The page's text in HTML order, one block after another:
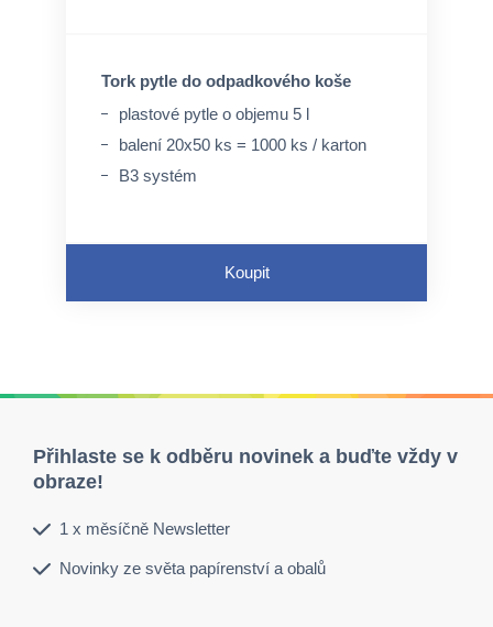
Tork pytle do odpadkového koše
plastové pytle o objemu 5 l
balení 20x50 ks = 1000 ks / karton
B3 systém
Koupit
Přihlaste se k odběru novinek a buďte vždy v
obraze!
1 x měsíčně Newsletter
Novinky ze světa papírenství a obalů